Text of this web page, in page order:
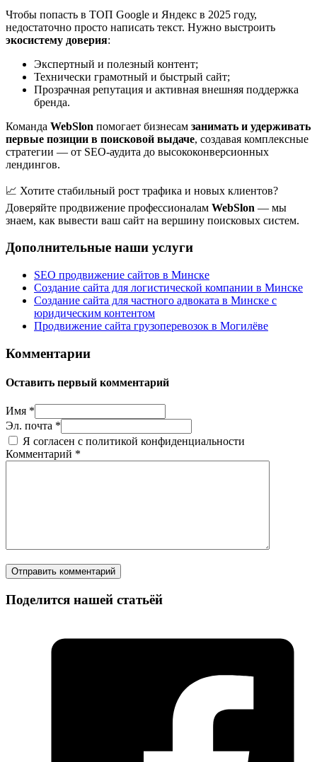
Чтобы попасть в ТОП Google и Яндекс в 2025 году,
недостаточно просто написать текст. Нужно выстроить
экосистему доверия:
Экспертный и полезный контент;
Технически грамотный и быстрый сайт;
Прозрачная репутация и активная внешняя поддержка
бренда.
Команда WebSlon помогает бизнесам занимать и удерживать
первые позиции в поисковой выдаче, создавая комплексные
стратегии — от SEO-аудита до высококонверсионных
лендингов.
📈 Хотите стабильный рост трафика и новых клиентов?
Доверяйте продвижение профессионалам WebSlon — мы
знаем, как вывести ваш сайт на вершину поисковых систем.
Дополнительные наши услуги
SEO продвижение сайтов в Минске
Создание сайта для логистической компании в Минске
Создание сайта для частного адвоката в Минске с
юридическим контентом
Продвижение сайта грузоперевозок в Могилёве
Комментарии
Оставить первый комментарий
Имя *
Эл. почта *
Я согласен с политикой конфиденциальности
Комментарий *
Поделится нашей статьёй